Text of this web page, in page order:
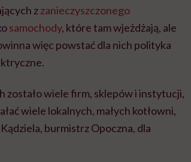
zzanieczyszczonego
samochody, które tam wjeżdżają, ale
więc powstać dla nich polityka
zostało wiele firm, sklepów i instytucji,
wiele lokalnych, małych kotłowni,
burmistrz Opoczna, dla